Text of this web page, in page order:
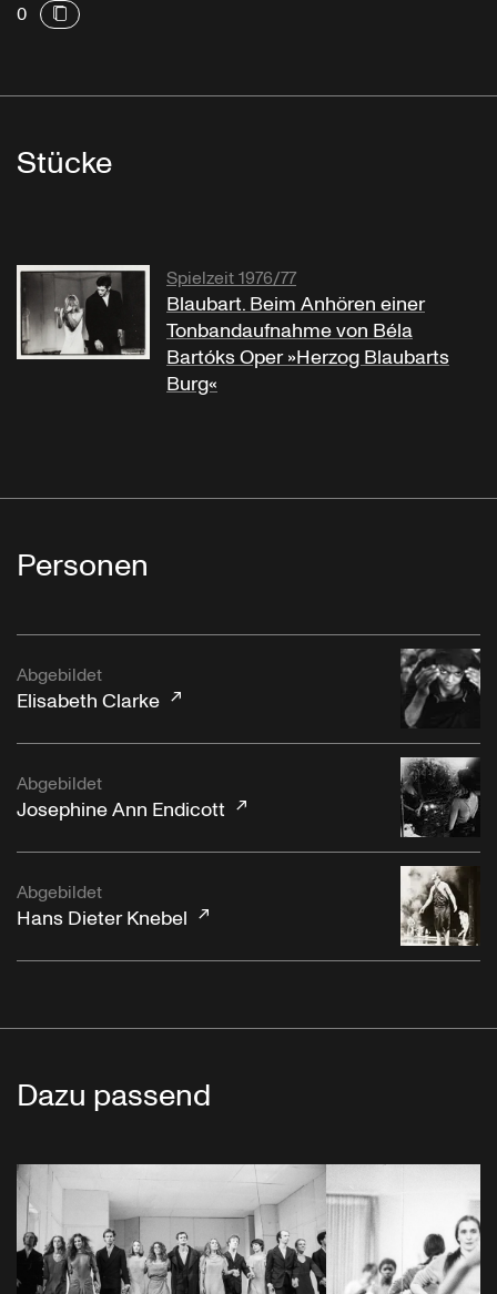
0
Stücke
Spielzeit 1976/77
Blaubart. Beim Anhören einer
Tonbandaufnahme von Béla
Bartóks Oper »Herzog Blaubarts
Burg«
Personen
Abgebildet
Elisabeth Clarke
Abgebildet
Josephine Ann Endicott
Abgebildet
Hans Dieter Knebel
Dazu passend